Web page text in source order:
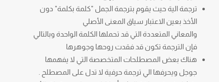
ترجمة الية حيث يقوم بترجمة الجمل "كلمة بكلمة" دون
الأخذ بعين الاعتبار سياق المعنى الأصلي
والمعاني المتعددة التي قد تحملها الكلمة الواحدة وبالتالي
فإن الترجمة تكون قد فقدت روحها وجوهرها
هناك بعض المصطلحات المتخصصة التي لا يفهمها
جوجل ويحرفها الي ترجمة حرفية لا تدل على المصطلح .